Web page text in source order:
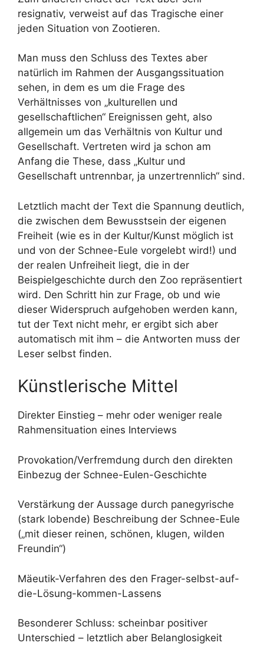
resignativ, verweist auf das Tragische einer
jeden Situation von Zootieren.
Man muss den Schluss des Textes aber
natürlich im Rahmen der Ausgangssituation
sehen, in dem es um die Frage des
Verhältnisses von „kulturellen und
gesellschaftlichen“ Ereignissen geht, also
allgemein um das Verhältnis von Kultur und
Gesellschaft. Vertreten wird ja schon am
Anfang die These, dass „Kultur und
Gesellschaft untrennbar, ja unzertrennlich“ sind.
Letztlich macht der Text die Spannung deutlich,
die zwischen dem Bewusstsein der eigenen
Freiheit (wie es in der Kultur/Kunst möglich ist
und von der Schnee-Eule vorgelebt wird!) und
der realen Unfreiheit liegt, die in der
Beispielgeschichte durch den Zoo repräsentiert
wird. Den Schritt hin zur Frage, ob und wie
dieser Widerspruch aufgehoben werden kann,
tut der Text nicht mehr, er ergibt sich aber
automatisch mit ihm – die Antworten muss der
Leser selbst finden.
Künstlerische Mittel
Direkter Einstieg – mehr oder weniger reale
Rahmensituation eines Interviews
Provokation/Verfremdung durch den direkten
Einbezug der Schnee-Eulen-Geschichte
Verstärkung der Aussage durch panegyrische
(stark lobende) Beschreibung der Schnee-Eule
(„mit dieser reinen, schönen, klugen, wilden
Freundin“)
Mäeutik-Verfahren des den Frager-selbst-auf-
die-Lösung-kommen-Lassens
Besonderer Schluss: scheinbar positiver
Unterschied – letztlich aber Belanglosigkeit